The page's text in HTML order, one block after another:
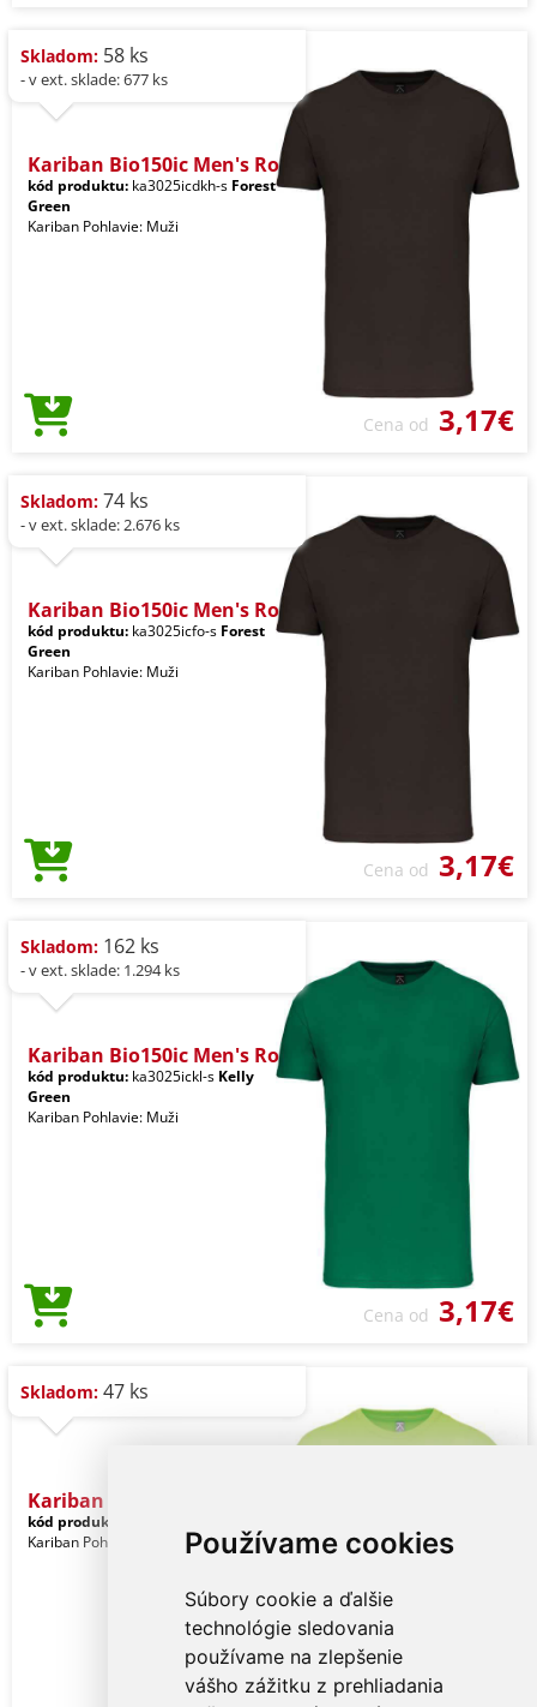
Používame cookies
Súbory cookie a ďalšie
technológie sledovania
používame na zlepšenie
vášho zážitku z prehliadania
Skladom: 58 ks
- v ext. sklade: 677 ks
Kariban Bio150ic Men's Ro
kód produktu: ka3025icdkh-s Forest
Green
Kariban Pohlavie: Muži
Cena od 3,17€
Skladom: 74 ks
- v ext. sklade: 2.676 ks
Kariban Bio150ic Men's Ro
kód produktu: ka3025icfo-s Forest
Green
Kariban Pohlavie: Muži
Cena od 3,17€
Skladom: 162 ks
- v ext. sklade: 1.294 ks
Kariban Bio150ic Men's Ro
kód produktu: ka3025ickl-s Kelly
Green
Kariban Pohlavie: Muži
Cena od 3,17€
Skladom: 47 ks
Kariban Bio150ic Men's Ro
kód produktu:
Kariban Pohlavie: Muži